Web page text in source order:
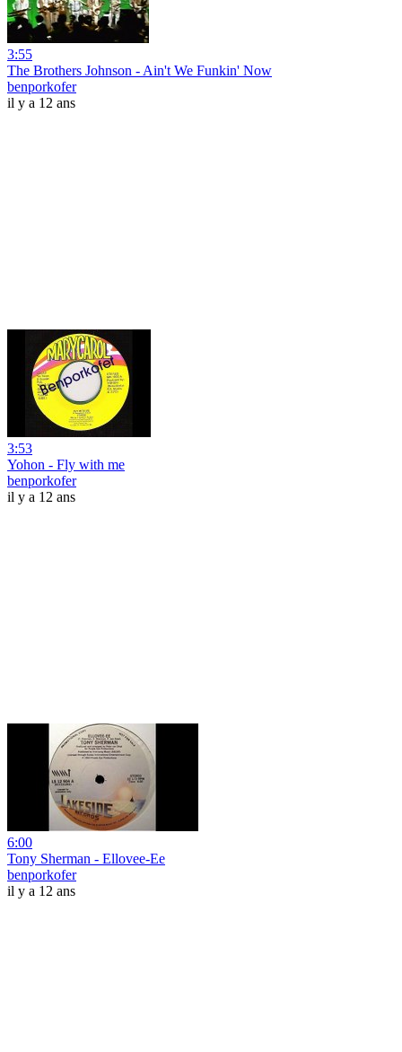
3:55
The Brothers Johnson - Ain't We Funkin' Now
benporkofer
il y a 12 ans
3:53
Yohon - Fly with me
benporkofer
il y a 12 ans
6:00
Tony Sherman - Ellovee-Ee
benporkofer
il y a 12 ans